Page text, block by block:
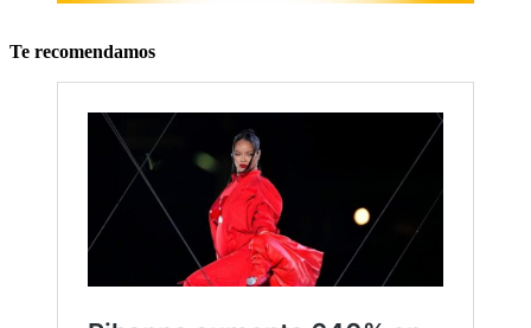
Te recomendamos